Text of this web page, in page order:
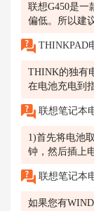
联想G450是一
偏低。所以建
THINKPAD电
THINK的独有
在电池充电到
联想笔记本
1)首先将电池
钟，然后插上
联想笔记本
如果您有